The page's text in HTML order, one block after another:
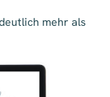
mehr als